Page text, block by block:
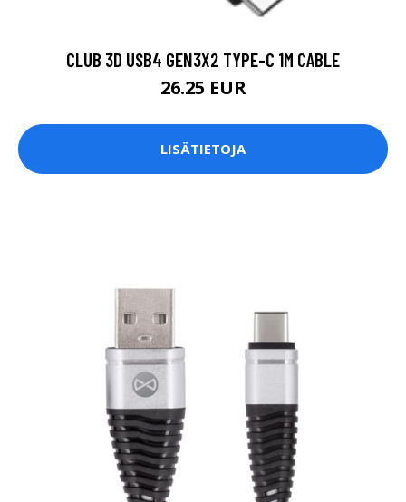
CLUB 3D USB4 GEN3X2 TYPE-C 1M CABLE
26.25 EUR
LISÄTIETOJA